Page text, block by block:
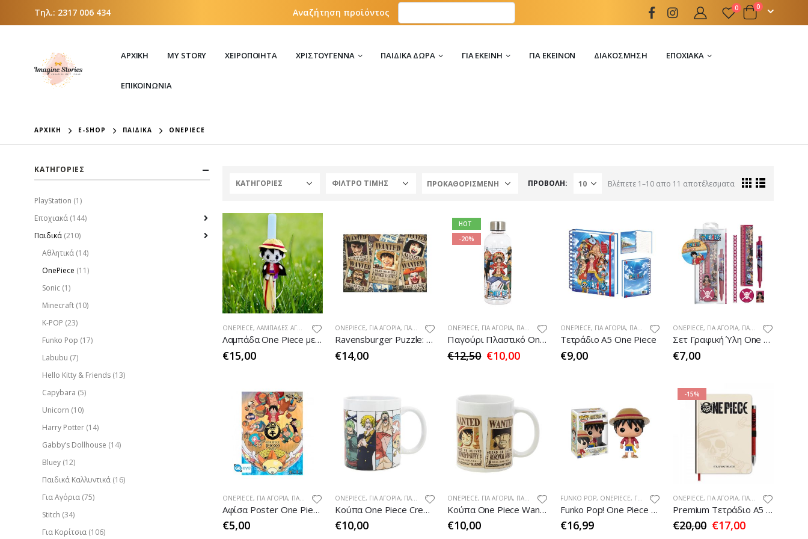
Τηλ.: 2317 006 434 Αναζήτηση προϊόντος 0 0
ΑΡΧΙΚΗ MY STORY ΧΕΙΡΟΠΟΊΗΤΑ ΧΡΙΣΤΟΎΓΕΝΝΑ ΠΑΙΔΙΚΆ ΔΏΡΑ ΓΙΑ ΕΚΕΊΝΗ ΓΙΑ ΕΚΕΊΝΟΝ ΔΙΑΚΌΣΜΗΣΗ ΕΠΟΧΙΑΚΆ
ΕΠΙΚΟΙΝΩΝΙΑ
ΑΡΧΙΚΉ E-SHOP ΠΑΙΔΙΚΆ ONEPIECE
ΚΑΤΗΓΟΡΙΕΣ ΦΙΛΤΡΟ ΤΙΜΗΣ Βλέπετε 1–10 απο 11 αποτέλεσματα
ΠΡΟΒΟΛΉ:
ONEPIECE, ΛΑΜΠΆΔΕΣ ΑΓΌΡΙ ΠΆΣΧΑ
Λαμπάδα One Piece με Μπρελόκ Λούτρινο
€15,00
ONEPIECE, ΓΙΑ ΑΓΌΡΙΑ, ΠΑΙΔΙΚΆ
Ravensburger Puzzle: One Piece – Wanted! (300 pcs)
€14,00
HOT
-20%
ONEPIECE, ΓΙΑ ΑΓΌΡΙΑ, ΠΑΙΔΙΚΆ
Παγούρι Πλαστικό One Piece (850ml)
€12,50 €10,00
ONEPIECE, ΓΙΑ ΑΓΌΡΙΑ, ΠΑΙΔΙΚΆ
Τετράδιο Α5 One Piece
€9,00
ONEPIECE, ΓΙΑ ΑΓΌΡΙΑ, ΠΑΙΔΙΚΆ
Σετ Γραφική Ύλη One Piece
€7,00
ONEPIECE, ΓΙΑ ΑΓΌΡΙΑ, ΠΑΙΔΙΚΆ
Αφίσα Poster One Piece (52X38)
€5,00
ONEPIECE, ΓΙΑ ΑΓΌΡΙΑ, ΠΑΙΔΙΚΆ
Κούπα One Piece Crew Battle
€10,00
ONEPIECE, ΓΙΑ ΑΓΌΡΙΑ, ΠΑΙΔΙΚΆ
Κούπα One Piece Wanted
€10,00
FUNKO POP, ONEPIECE, ΓΙΑ ΑΓΌΡΙΑ ΠΑΙΔΙΚΆ
Funko Pop! One Piece – Monkey. D. Luffy #98
€16,99
-15%
ONEPIECE, ΓΙΑ ΑΓΌΡΙΑ, ΠΑΙΔΙΚΆ
Premium Τετράδιο Α5 και Στυλό με Φωτάκι NETFLIX ONE PIECE
€20,00 €17,00
ΚΑΤΗΓΟΡΙΕΣ
PlayStation (1)
Εποχιακά (144)
Παιδικά (210)
Αθλητικά (14)
OnePiece (11)
Sonic (1)
Minecraft (10)
K-POP (23)
Funko Pop (17)
Labubu (7)
Hello Kitty & Friends (13)
Capybara (5)
Unicorn (10)
Harry Potter (14)
Gabby’s Dollhouse (14)
Bluey (12)
Παιδικά Καλλυντικά (16)
Για Αγόρια (75)
Stitch (34)
Για Κορίτσια (106)